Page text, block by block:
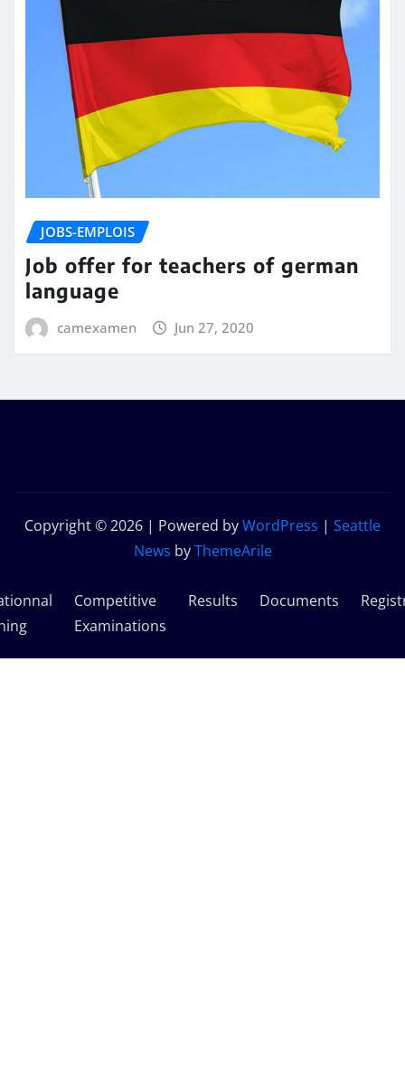
JOBS-EMPLOIS
Job offer for teachers of german
language
camexamen Jun 27, 2020
Copyright © 2026 | Powered byWordPress | Seattle
News byThemeArile
Competitive
Examinations
Results Documents